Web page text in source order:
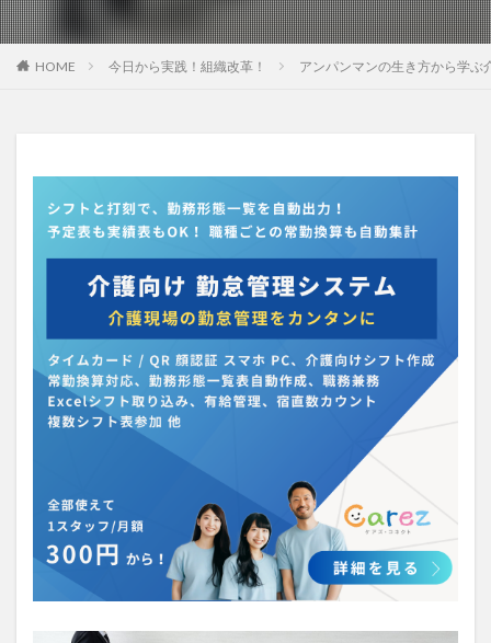
HOME 今日から実践！組織改革！ アンパンマンの生き方から学ぶ
常勤換算
心の知能指数
心理的安全性
心理的安全性診断
志賀弘幸 恩蔵絢子
愛知県
感情労働
感染症対策 戸田恵梨香
手洗い
介護ロボット
介護事業所
介護人材不足
介護人材政策研究会
介護保険
介護保険請求
介護手荒れ
介護施設 介護現場
介護福祉士
介護福祉士国家試験
介護職員等ベースアップ等支援加算
住宅型有料老人ホーム
働き続けたい介護現場
優しさ
処遇改善加算 助成金
勤務形態一覧
勤務表
勤怠管理 千の風・河内
厚生労働省
和泉市
組織力向上
経済産業省 結の樹 天白
聖ヨゼフ寮
職場環境の変革
肌荒れ
自己肯定感
芳賀沙織
茨城県大子町
行動心理学
補助金
見守り
計測データ共有システム
組織作り
訪問介護